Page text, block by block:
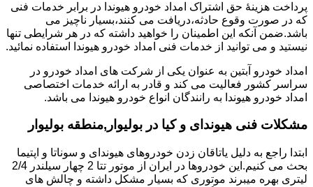
پرداخت هزینۀ حق اشتراک امداد خودرو هیوندا در برابر خدمات فنی
که در صورت وقوع حادثه،دریافت می کنند،بسیار ناچیز می
باشد.ضمن آنکه این اطمینان را خواهید داشته که در هر شرایطی تنها
نیستید و می توانید از خدمات فنی امداد خودرو هیوندا استفاده نمائید.
امداد خودرو آبتین به عنوان یکی از شرکت های امداد خودرو در
سراسر کشور فعالیت می کند و قادر به ارائه خدمات اختصاصی
امداد خودرو هیوندا به رانندگان انواع خودرو هیوندا می باشد.
مشکلات فنی هیوندای و کیا در بولیوار,منطقه بولیوار
ابتدا راجع به دلیل یاتاقان زدن خودروهای هیوندای و سوناتا و اپتیما
بحث می کنیم.این خودروها در ایران از موتور تتا 2 چهار سیلندر 2/4
لیتری بهره میبرند موتوری که بسیار مشکل داشته و چالش های